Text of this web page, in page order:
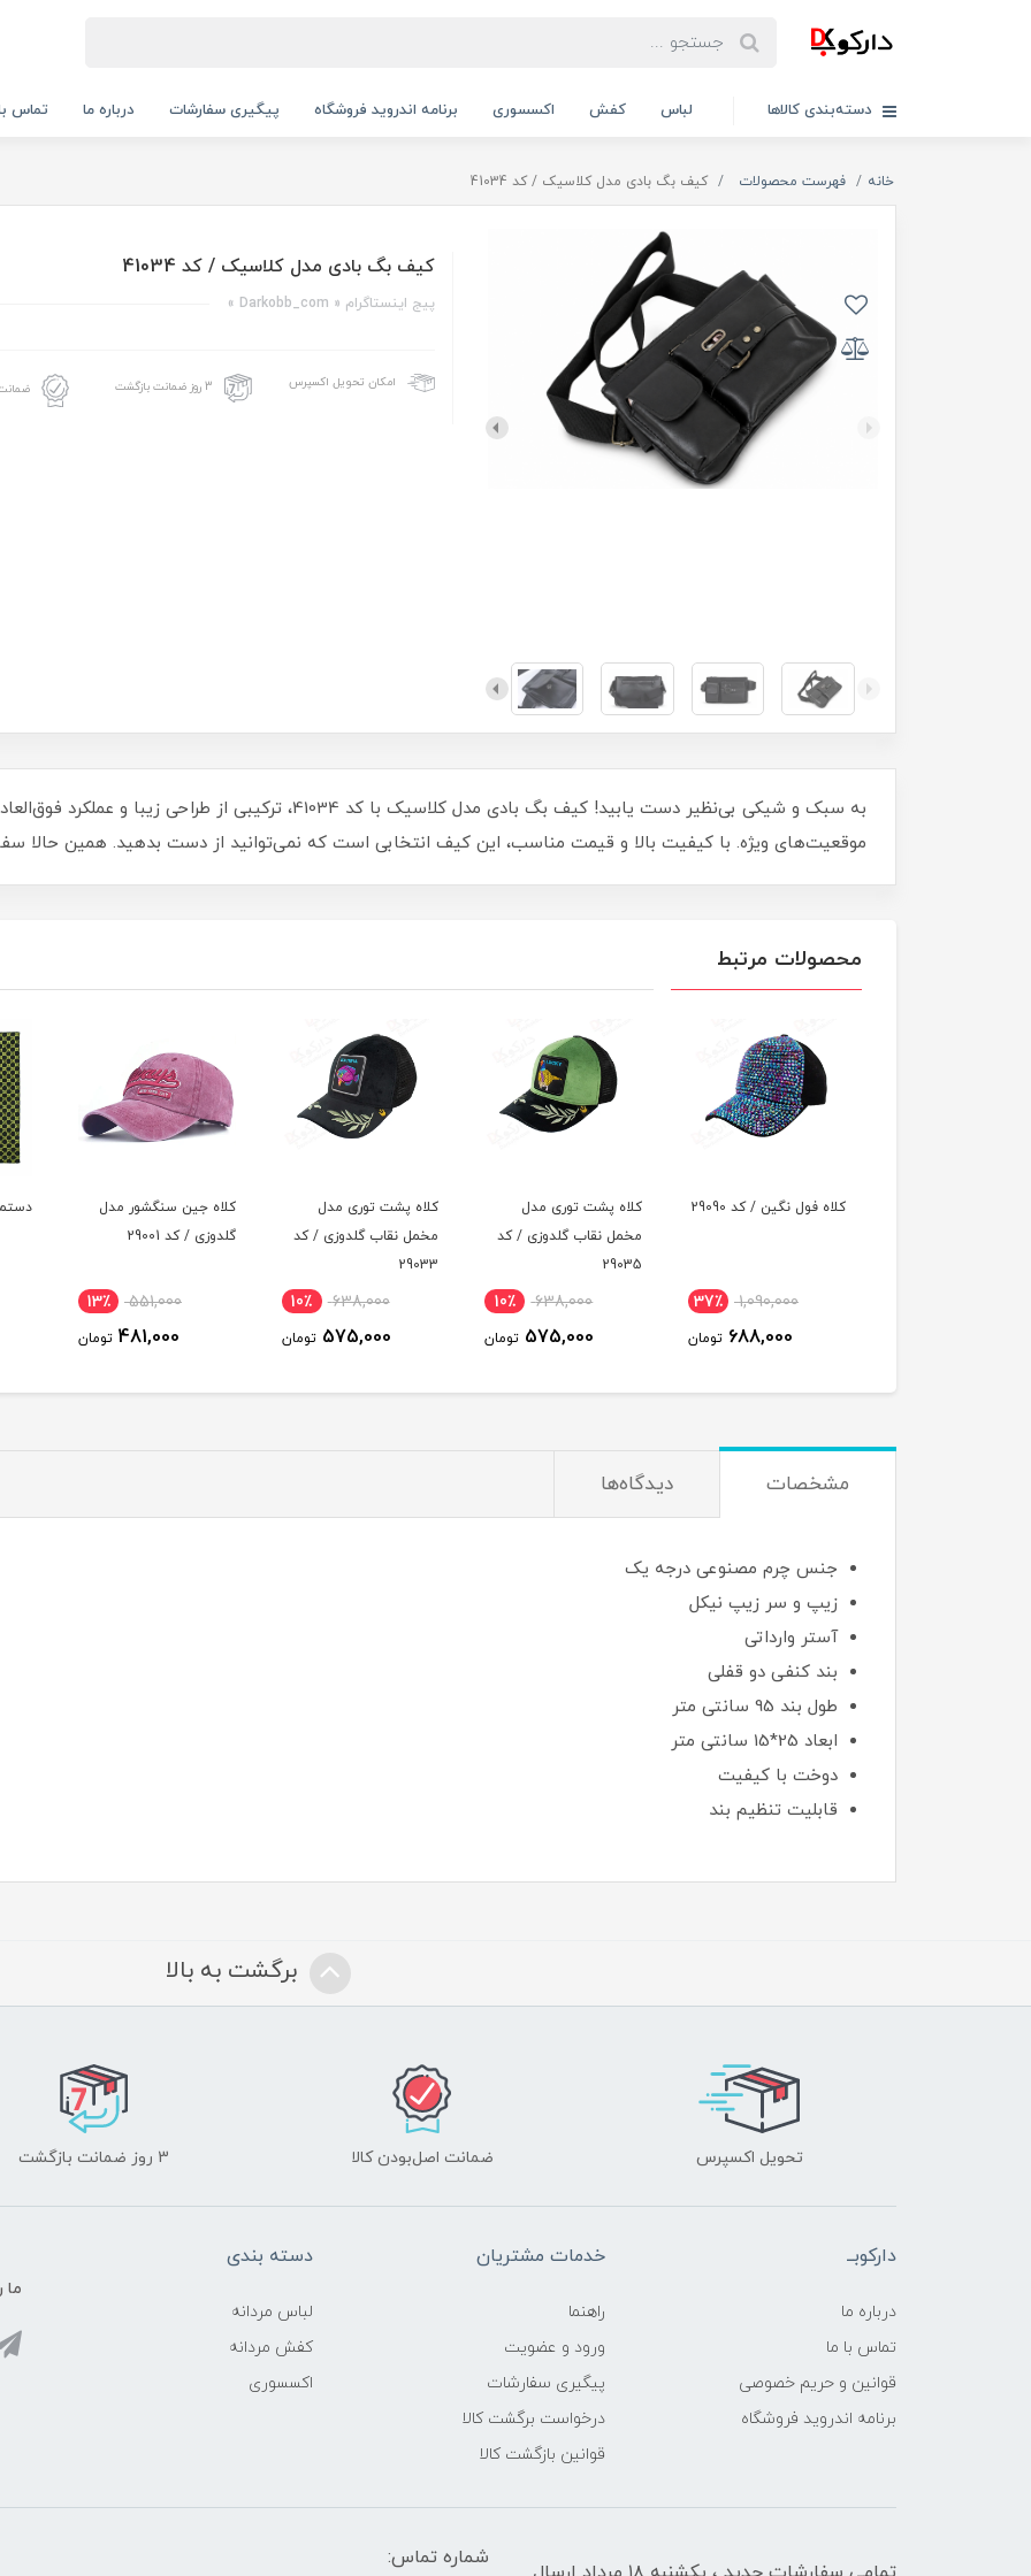
دسته‌بندی کالاها لباس کفش اکسسوری برنامه اندروید فروشگاه پیگیری سفارشات درباره ما تماس
خانه فهرست محصولات کیف بگ بادی مدل کلاسیک / کد 41034
کیف بگ بادی مدل کلاسیک / کد 41034
پیج اینستاگرام « Darkobb_com »
امکان تحویل اکسپرس 3 روز ضمانت بازگشت
به سبک و شیکی بی‌نظیر دست یابید! کیف بگ بادی مدل کلاسیک با کد 41034،
موقعیت‌های ویژه. با کیفیت بالا و قیمت مناسب، این کیف انتخابی است که نمی‌توانید از دست بدهید. همین حالا
محصولات مرتبط
کلاه فول نگین / کد 29090
1,090,000 37٪
688,000 تومان
کلاه پشت توری مدل
مخمل نقاب گلدوزی / کد
29035
638,000 10٪
575,000 تومان
کلاه پشت توری مدل
مخمل نقاب گلدوزی / کد
29033
638,000 10٪
575,000 تومان
کلاه جین سنگشور مدل
گلدوزی / کد 29001
551,000 13٪
481,000 تومان
مشخصات دیدگاه‌ها
جنس چرم مصنوعی درجه یک
زیپ و سر زیپ نیکل
آستر وارداتی
بند کنفی دو قفلی
طول بند 95 سانتی متر
ابعاد 25*15 سانتی متر
دوخت با کیفیت
قابلیت تنظیم بند
برگشت به بالا
تحویل اکسپرس ضمانت اصل‌بودن کالا 3 روز ضمانت بازگشت
دارکوبــ
درباره ما
تماس با ما
قوانین و حریم خصوصی
برنامه اندروید فروشگاه
خدمات مشتریان
راهنما
ورود و عضویت
پیگیری سفارشات
درخواست برگشت کالا
قوانین بازگشت کالا
دسته بندی
لباس مردانه
کفش مردانه
اکسسوری
ما
شماره تماس: